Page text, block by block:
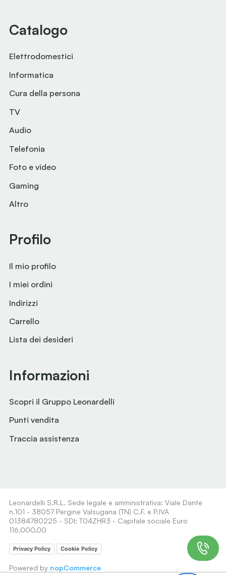
Catalogo
Elettrodomestici
Informatica
Cura della persona
TV
Audio
Telefonia
Foto e video
Gaming
Altro
Profilo
Il mio profilo
I miei ordini
Indirizzi
Carrello
Lista dei desideri
Informazioni
Scopri il Gruppo Leonardelli
Punti vendita
Traccia assistenza
Leonardelli S.R.L. Sede legale e amministrativa: Viale Dante
n.101 - 38057 Pergine Valsugana (TN) C.F. e P.IVA
01384780225 - SDI: T04ZHR3 - Capitale sociale Euro
116.000,00
Privacy Policy Cookie Policy
Powered by nopCommerce